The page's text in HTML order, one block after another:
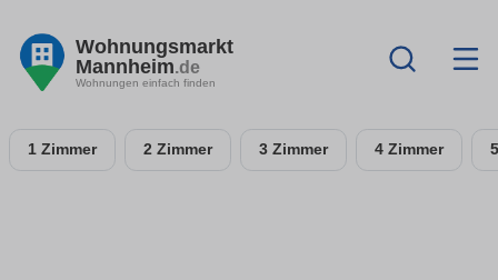
Wohnungsmarkt
Mannheim.de
Wohnungen einfach finden
1 Zimmer 2 Zimmer 3 Zimmer 4 Zimmer